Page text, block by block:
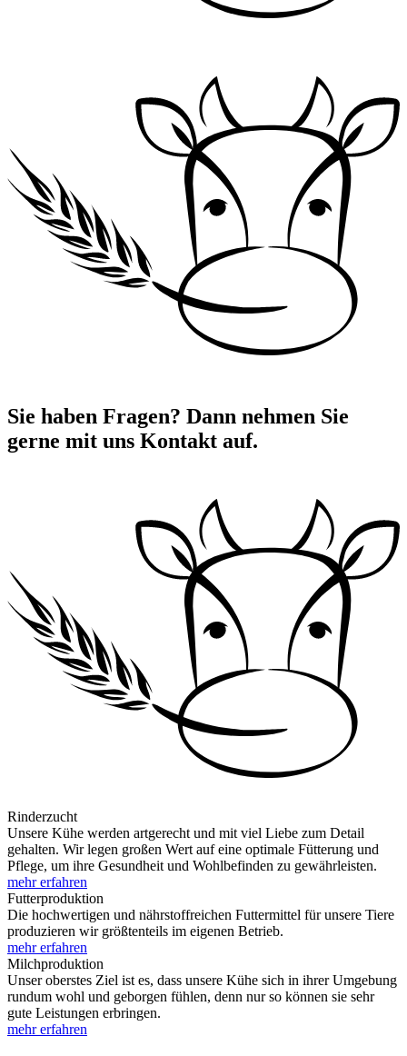
Sie haben Fragen? Dann nehmen Sie
gerne mit uns Kontakt auf.
Rinderzucht
Unsere Kühe werden artgerecht und mit viel Liebe zum Detail
gehalten. Wir legen großen Wert auf eine optimale Fütterung und
Pflege, um ihre Gesundheit und Wohlbefinden zu gewährleisten.
mehr erfahren
Futterproduktion
Die hochwertigen und nährstoffreichen Futtermittel für unsere Tiere
produzieren wir größtenteils im eigenen Betrieb.
mehr erfahren
Milchproduktion
Unser oberstes Ziel ist es, dass unsere Kühe sich in ihrer Umgebung
rundum wohl und geborgen fühlen, denn nur so können sie sehr
gute Leistungen erbringen.
mehr erfahren